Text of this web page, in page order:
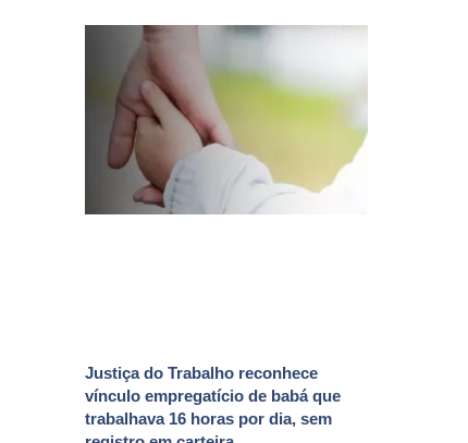
Justiça do Trabalho reconhece
vínculo empregatício de babá que
trabalhava 16 horas por dia, sem